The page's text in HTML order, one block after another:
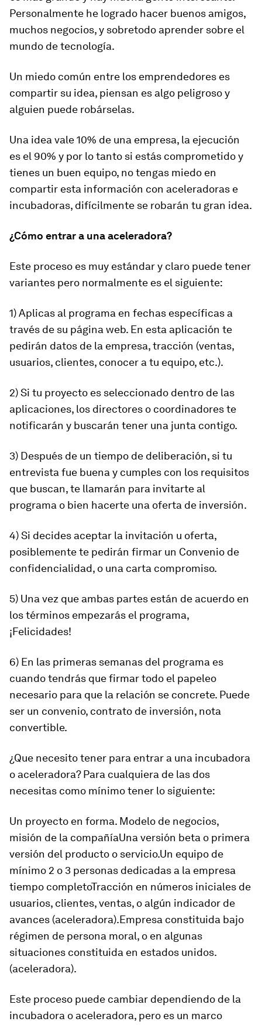
Personalmente he logrado hacer buenos amigos,
muchos negocios, y sobretodo aprender sobre el
mundo de tecnología.
Un miedo común entre los emprendedores es
compartir su idea, piensan es algo peligroso y
alguien puede robárselas.
Una idea vale 10% de una empresa, la ejecución
es el 90% y por lo tanto si estás comprometido y
tienes un buen equipo, no tengas miedo en
compartir esta información con aceleradoras e
incubadoras, difícilmente se robarán tu gran idea.
¿Cómo entrar a una aceleradora?
Este proceso es muy estándar y claro puede tener
variantes pero normalmente es el siguiente:
1) Aplicas al programa en fechas específicas a
través de su página web. En esta aplicación te
pedirán datos de la empresa, tracción (ventas,
usuarios, clientes, conocer a tu equipo, etc.).
2) Si tu proyecto es seleccionado dentro de las
aplicaciones, los directores o coordinadores te
notificarán y buscarán tener una junta contigo.
3) Después de un tiempo de deliberación, si tu
entrevista fue buena y cumples con los requisitos
que buscan, te llamarán para invitarte al
programa o bien hacerte una oferta de inversión.
4) Si decides aceptar la invitación u oferta,
posiblemente te pedirán firmar un Convenio de
confidencialidad, o una carta compromiso.
5) Una vez que ambas partes están de acuerdo en
los términos empezarás el programa,
¡Felicidades!
6) En las primeras semanas del programa es
cuando tendrás que firmar todo el papeleo
necesario para que la relación se concrete. Puede
ser un convenio, contrato de inversión, nota
convertible.
¿Que necesito tener para entrar a una incubadora
o aceleradora? Para cualquiera de las dos
necesitas como mínimo tener lo siguiente:
Un proyecto en forma. Modelo de negocios,
misión de la compañíaUna versión beta o primera
versión del producto o servicio.Un equipo de
mínimo 2 o 3 personas dedicadas a la empresa
tiempo completoTracción en números iniciales de
usuarios, clientes, ventas, o algún indicador de
avances (aceleradora).Empresa constituida bajo
régimen de persona moral, o en algunas
situaciones constituida en estados unidos.
(aceleradora).
Este proceso puede cambiar dependiendo de la
incubadora o aceleradora, pero es un marco